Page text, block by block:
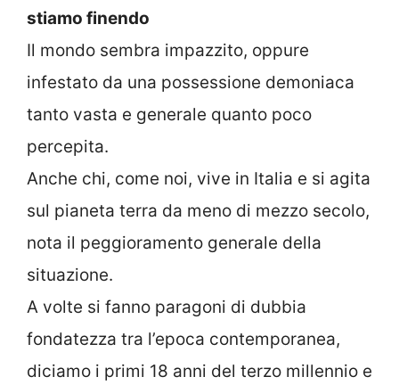
stiamo finendo
Il mondo sembra impazzito, oppure
infestato da una possessione demoniaca
tanto vasta e generale quanto poco
percepita.
Anche chi, come noi, vive in Italia e si agita
sul pianeta terra da meno di mezzo secolo,
nota il peggioramento generale della
situazione.
A volte si fanno paragoni di dubbia
fondatezza tra l’epoca contemporanea,
diciamo i primi 18 anni del terzo millennio e